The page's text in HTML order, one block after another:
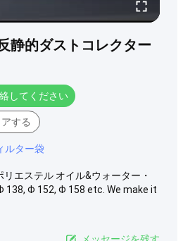
静的ダストコレクター
してください
する
ルター袋
エステル オイル&ウォーター・
138, Φ 152, Φ 158 etc. We make it
メッセージを残す